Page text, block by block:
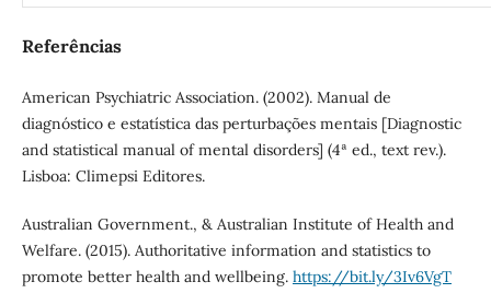
Referências
American Psychiatric Association. (2002). Manual de
diagnóstico e estatística das perturbações mentais [Diagnostic
and statistical manual of mental disorders] (4ª ed., text rev.).
Lisboa: Climepsi Editores.
Australian Government., & Australian Institute of Health and
Welfare. (2015). Authoritative information and statistics to
promote better health and wellbeing. https://bit.ly/3Iv6VgT